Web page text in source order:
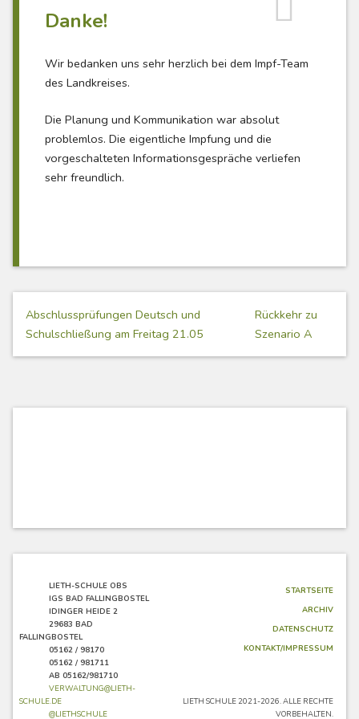
Danke!
Wir bedanken uns sehr herzlich bei dem Impf-Team
des Landkreises.
Die Planung und Kommunikation war absolut
problemlos. Die eigentliche Impfung und die
vorgeschalteten Informationsgespräche verliefen
sehr freundlich.
Beitragsnavigation
Abschlussprüfungen Deutsch und
Schulschließung am Freitag 21.05
Rückkehr zu
Szenario A
LIETH-SCHULE OBS
IGS BAD FALLINGBOSTEL
IDINGER HEIDE 2
29683 BAD
FALLINGBOSTEL
05162 / 98170
05162 / 981711
AB 05162/981710
VERWALTUNG@LIETH-
SCHULE.DE
@LIETHSCHULE
STARTSEITE
ARCHIV
DATENSCHUTZ
KONTAKT/IMPRESSUM
LIETH SCHULE 2021-2026. ALLE RECHTE
VORBEHALTEN.